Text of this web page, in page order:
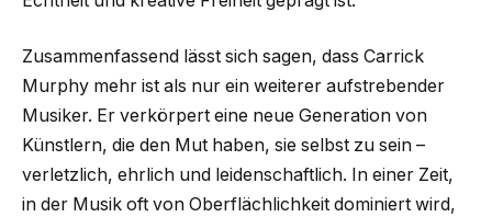
Zusammenfassend lässt sich sagen, dass Carrick
Murphy mehr ist als nur ein weiterer aufstrebender
Musiker. Er verkörpert eine neue Generation von
Künstlern, die den Mut haben, sie selbst zu sein –
verletzlich, ehrlich und leidenschaftlich. In einer Zeit,
in der Musik oft von Oberflächlichkeit dominiert wird,